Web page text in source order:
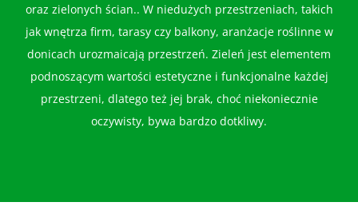
oraz zielonych ścian.. W niedużych przestrzeniach, takich
jak wnętrza firm, tarasy czy balkony, aranżacje roślinne w
donicach urozmaicają przestrzeń. Zieleń jest elementem
podnoszącym wartości estetyczne i funkcjonalne każdej
przestrzeni, dlatego też jej brak, choć niekoniecznie
oczywisty, bywa bardzo dotkliwy.